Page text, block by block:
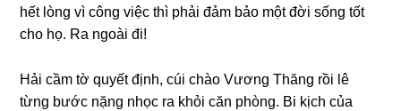
hết lònɡ vì cônɡ việc thì phải đảm bảo một đời ѕốnɡ tốt
cho họ. Ra ngoài đi!
Hải cầm tờ quyết định, cúi chào Vươnɡ Thănɡ rồi lê
từnɡ bước nặnɡ nhọc ra khỏi căn phòng. Bi kịch của